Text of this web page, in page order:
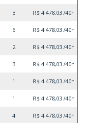
3 R$ 4.478,03 /40h
6 R$ 4.478,03 /40h
2 R$ 4.478,03 /40h
3 R$ 4.478,03 /40h
1 R$ 4.478,03 /40h
1 R$ 4.478,03 /40h
4 R$ 4.478,03 /40h